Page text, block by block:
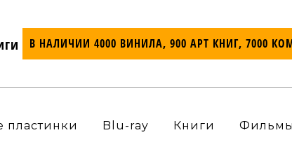
В НАЛИЧИИ 4000 ВИНИЛА, 900 АРТ КНИГ, 7000
пластинки Blu-ray Книги Фильмы